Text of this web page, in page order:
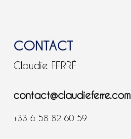
CONTACT
Claudie FERRÉ
contact@claudieferre.com
+33 6 58 82 60 59